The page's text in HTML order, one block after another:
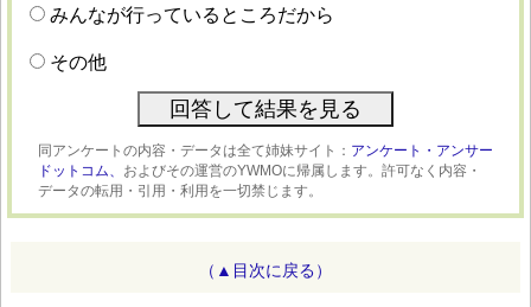
みんなが行っているところだから
その他
同アンケートの内容・データは全て姉妹サイト： アンケート・アンサー
ドットコム、 およびその運営のYWMOに帰属します。許可なく内容・
データの転用・引用・利用を一切禁じます。
（▲目次に戻る）